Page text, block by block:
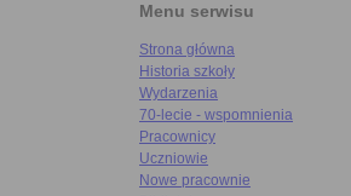
Menu serwisu
Strona główna
Historia szkoły
Wydarzenia
70-lecie - wspomnienia
Pracownicy
Uczniowie
Nowe pracownie